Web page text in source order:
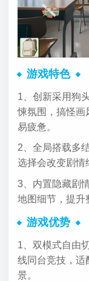
游戏特色
1、创新采用狗
悚氛围，搞怪画
易疲惫。
2、全局搭载多
选择会改变剧情
3、内置隐藏剧
地图细节，提升
游戏优势
1、双模式自由
线同台竞技，适
景。